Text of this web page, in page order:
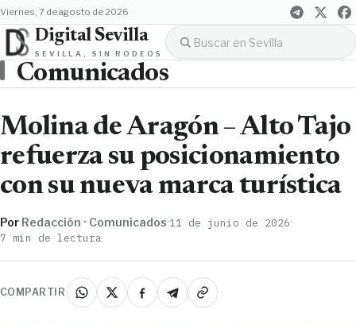
viernes, 7 de agosto de 2026
Digital Sevilla
SEVILLA, SIN RODEOS
Comunicados
Molina de Aragón – Alto Tajo
refuerza su posicionamiento
con su nueva marca turística
Por Redacción · Comunicados·11 de junio de 2026·
7 min de lectura
COMPARTIR